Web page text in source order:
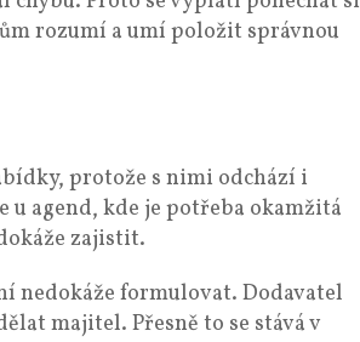
rozumí a umí položit správnou
protože s nimi odchází i
u agend, kde je potřeba okamžitá
zajistit.
nedokáže formulovat. Dodavatel
majitel. Přesně to se stává v